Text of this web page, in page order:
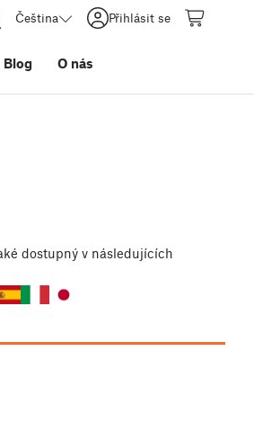
Čeština Přihlásit se
Blog O nás
dostupný v následujících